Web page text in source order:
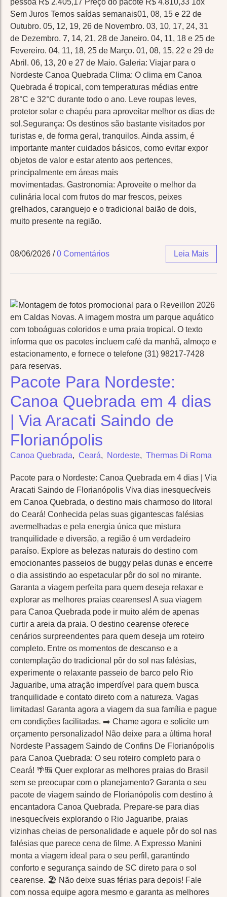
Sem Juros Temos saídas semanais01, 08, 15 e 22 de
Outubro. 05, 12, 19, 26 de Novembro. 03, 10, 17, 24, 31
de Dezembro. 7, 14, 21, 28 de Janeiro. 04, 11, 18 e 25 de
Fevereiro. 04, 11, 18, 25 de Março. 01, 08, 15, 22 e 29 de
Abril. 06, 13, 20 e 27 de Maio. Galeria: Viajar para o
Nordeste Canoa Quebrada Clima: O clima em Canoa
Quebrada é tropical, com temperaturas médias entre
28°C e 32°C durante todo o ano. Leve roupas leves,
protetor solar e chapéu para aproveitar melhor os dias de
sol.Segurança: Os destinos são bastante visitados por
turistas e, de forma geral, tranquilos. Ainda assim, é
importante manter cuidados básicos, como evitar expor
objetos de valor e estar atento aos pertences,
principalmente em áreas mais
movimentadas. Gastronomia: Aproveite o melhor da
culinária local com frutos do mar frescos, peixes
grelhados, caranguejo e o tradicional baião de dois,
muito presente na região.
08/06/2026 / 0 Comentários Leia Mais
Pacote Para Nordeste:
Canoa Quebrada em 4 dias
| Via Aracati Saindo de
Florianópolis
Canoa Quebrada, Ceará, Nordeste, Thermas Di Roma
Pacote para o Nordeste: Canoa Quebrada em 4 dias | Via
Aracati Saindo de Florianópolis Viva dias inesquecíveis
em Canoa Quebrada, o destino mais charmoso do litoral
do Ceará! Conhecida pelas suas gigantescas falésias
avermelhadas e pela energia única que mistura
tranquilidade e diversão, a região é um verdadeiro
paraíso. Explore as belezas naturais do destino com
emocionantes passeios de buggy pelas dunas e encerre
o dia assistindo ao espetacular pôr do sol no mirante.
Garanta a viagem perfeita para quem deseja relaxar e
explorar as melhores praias cearenses! A sua viagem
para Canoa Quebrada pode ir muito além de apenas
curtir a areia da praia. O destino cearense oferece
cenários surpreendentes para quem deseja um roteiro
completo. Entre os momentos de descanso e a
contemplação do tradicional pôr do sol nas falésias,
experimente o relaxante passeio de barco pelo Rio
Jaguaribe, uma atração imperdível para quem busca
tranquilidade e contato direto com a natureza. Vagas
limitadas! Garanta agora a viagem da sua família e pague
em condições facilitadas. ➡️ Chame agora e solicite um
orçamento personalizado! Não deixe para a última hora!
Nordeste Passagem Saindo de Confins De Florianópolis
para Canoa Quebrada: O seu roteiro completo para o
Ceará! 🌴🎒 Quer explorar as melhores praias do Brasil
sem se preocupar com o planejamento? Garanta o seu
pacote de viagem saindo de Florianópolis com destino à
encantadora Canoa Quebrada. Prepare-se para dias
inesquecíveis explorando o Rio Jaguaribe, praias
vizinhas cheias de personalidade e aquele pôr do sol nas
falésias que parece cena de filme. A Expresso Manini
monta a viagem ideal para o seu perfil, garantindo
conforto e segurança saindo de SC direto para o sol
cearense. 🏖️ Não deixe suas férias para depois! Fale
com nossa equipe agora mesmo e garanta as melhores